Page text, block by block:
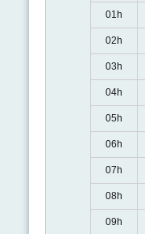
01h
02h
03h
04h
05h
06h
07h
08h
09h